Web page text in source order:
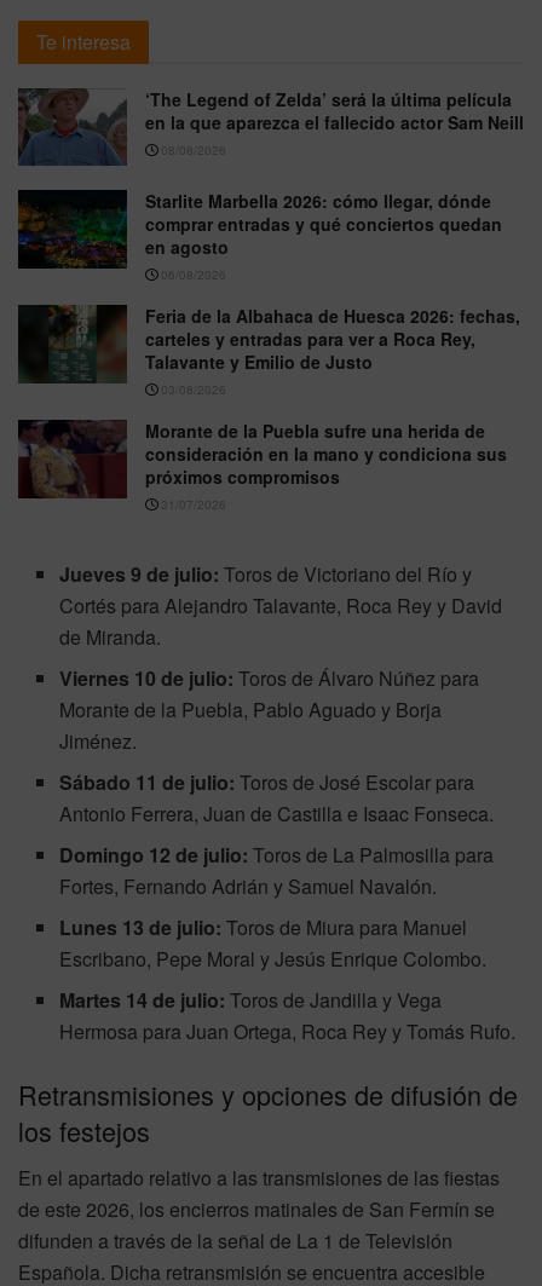
Te interesa
‘The Legend of Zelda’ será la última película
en la que aparezca el fallecido actor Sam Neill
08/08/2026
Starlite Marbella 2026: cómo llegar, dónde
comprar entradas y qué conciertos quedan
en agosto
06/08/2026
Feria de la Albahaca de Huesca 2026: fechas,
carteles y entradas para ver a Roca Rey,
Talavante y Emilio de Justo
03/08/2026
Morante de la Puebla sufre una herida de
consideración en la mano y condiciona sus
próximos compromisos
31/07/2026
Jueves 9 de julio: Toros de Victoriano del Río y
Cortés para Alejandro Talavante, Roca Rey y David
de Miranda.
Viernes 10 de julio: Toros de Álvaro Núñez para
Morante de la Puebla, Pablo Aguado y Borja
Jiménez.
Sábado 11 de julio: Toros de José Escolar para
Antonio Ferrera, Juan de Castilla e Isaac Fonseca.
Domingo 12 de julio: Toros de La Palmosilla para
Fortes, Fernando Adrián y Samuel Navalón.
Lunes 13 de julio: Toros de Miura para Manuel
Escribano, Pepe Moral y Jesús Enrique Colombo.
Martes 14 de julio: Toros de Jandilla y Vega
Hermosa para Juan Ortega, Roca Rey y Tomás Rufo.
Retransmisiones y opciones de difusión de
los festejos
En el apartado relativo a las transmisiones de las fiestas
de este 2026, los encierros matinales de San Fermín se
difunden a través de la señal de La 1 de Televisión
Española. Dicha retransmisión se encuentra accesible